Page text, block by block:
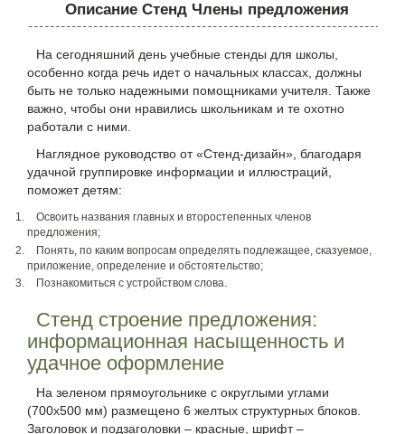
Описание Стенд Члены предложения
На сегодняшний день учебные стенды для школы,
особенно когда речь идет о начальных классах, должны
быть не только надежными помощниками учителя. Также
важно, чтобы они нравились школьникам и те охотно
работали с ними.
Наглядное руководство от «Стенд-дизайн», благодаря
удачной группировке информации и иллюстраций,
поможет детям:
Освоить названия главных и второстепенных членов
предложения;
Понять, по каким вопросам определять подлежащее, сказуемое,
приложение, определение и обстоятельство;
Познакомиться с устройством слова.
Стенд строение предложения:
информационная насыщенность и
удачное оформление
На зеленом прямоугольнике с округлыми углами
(700х500 мм) размещено 6 желтых структурных блоков.
Заголовок и подзаголовки – красные, шрифт –